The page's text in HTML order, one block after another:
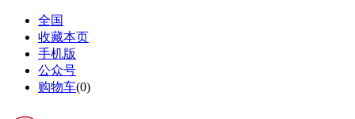
全国
收藏本页
手机版
公众号
购物车(0)